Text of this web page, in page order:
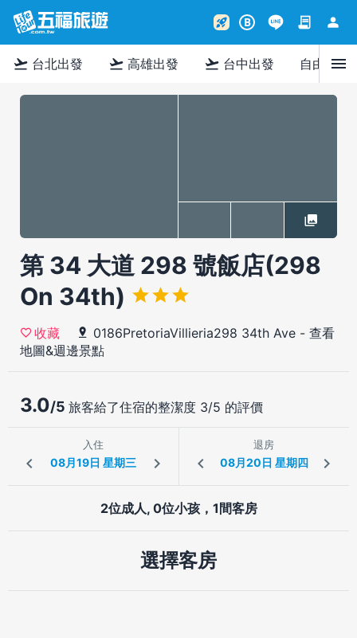
rocket_launch B contract person
flight_takeoff 台北出發 flight_takeoff 高雄出發 flight_takeoff 台中出發 自由行menu
第 34 大道 298 號飯店(298
On 34th)
收藏 0186PretoriaVillieria298 34th Ave - 查看
地圖&週邊景點
3.0/5 旅客給了住宿的整潔度 3/5 的評價
入住 退房
2位成人, 0位小孩，1間客房
選擇客房